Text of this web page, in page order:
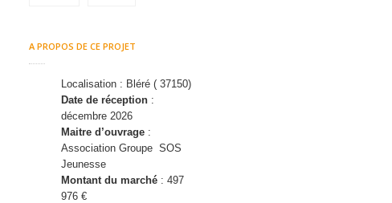
A PROPOS DE CE PROJET
Localisation : Bléré ( 37150)
Date de réception:
décembre 2026
Maitre d’ouvrage:
Association Groupe SOS
Jeunesse
Montant du marché : 497
976 €